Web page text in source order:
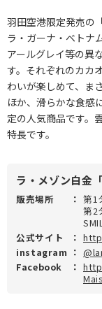
羽田空港限定発売の
ラ・ガーナ・ベトナ
アールグレイ等の異
す。それぞれのカカ
わいが楽しめて、ま
ほか、滑らかな食感
定の人気商品です。
特長です。
ラ・メゾン白金
販売場所 ： 第1
第2
公式サイト
：
instagram ：
Facebook
：